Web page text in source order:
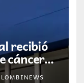
recibió
cáncer